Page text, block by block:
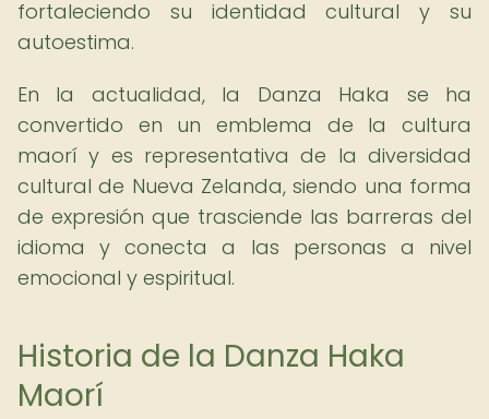
fortaleciendo su identidad cultural y su
autoestima.
En la actualidad, la Danza Haka se ha
convertido en un emblema de la cultura
maorí y es representativa de la diversidad
cultural de Nueva Zelanda, siendo una forma
de expresión que trasciende las barreras del
idioma y conecta a las personas a nivel
emocional y espiritual.
Historia de la Danza Haka
Maorí